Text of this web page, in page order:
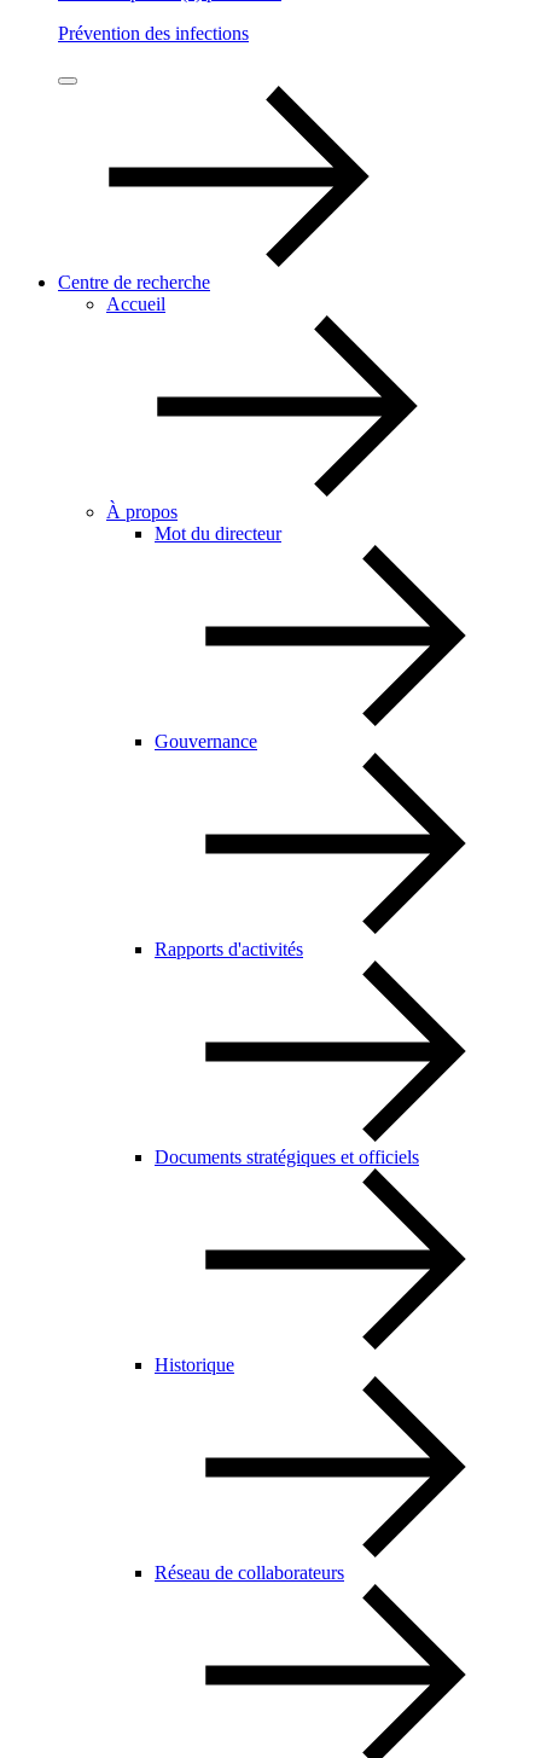
Prévention des infections
Centre de recherche
Accueil
À propos
Mot du directeur
Gouvernance
Rapports d'activités
Documents stratégiques et officiels
Historique
Réseau de collaborateurs